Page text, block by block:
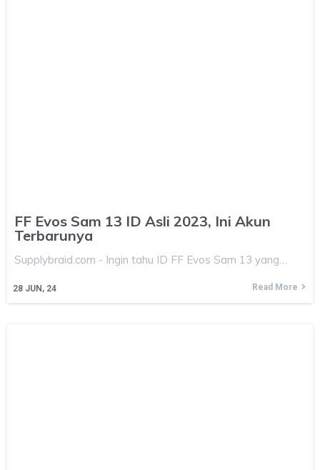
FF Evos Sam 13 ID Asli 2023, Ini Akun
Terbarunya
28 JUN, 24
Supplybraid.com - Ingin tahu ID FF Evos Sam 13 yang…
Read More